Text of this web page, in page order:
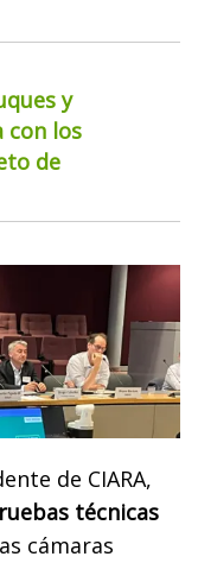
y
con los
de
de CIARA,
técnicas
cámaras